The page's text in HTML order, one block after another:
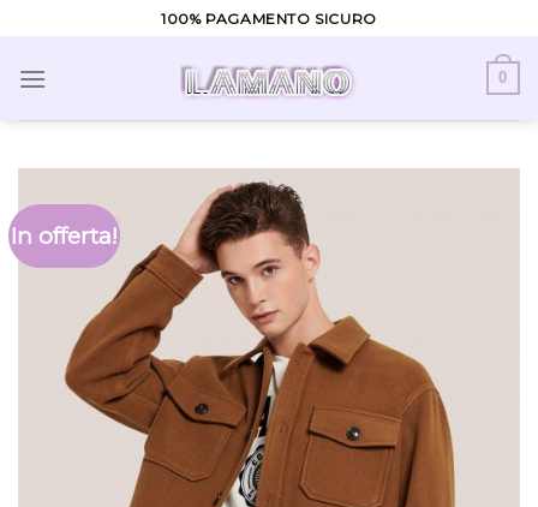
content
100% PAGAMENTO SICURO
0
In offerta!